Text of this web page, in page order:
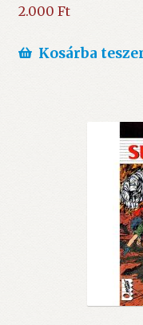
2.000 Ft
Kosárba